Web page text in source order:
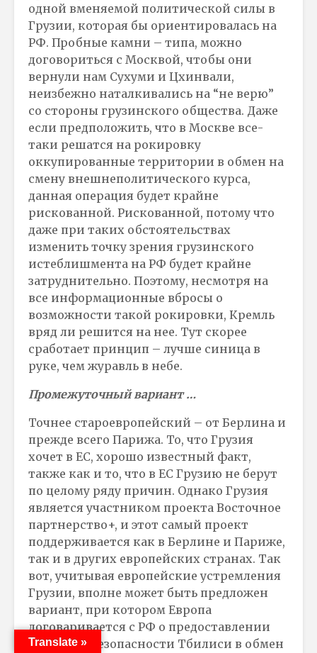
одной вменяемой политической силы в
Грузии, которая бы ориентировалась на
РФ. Пробные камни – типа, можно
договориться с Москвой, чтобы они
вернули нам Сухуми и Цхинвали,
неизбежно наталкивались на “не верю”
со стороны грузинского общества. Даже
если предположить, что в Москве все-
таки решатся на рокировку
оккупированные территории в обмен на
смену внешнеполитического курса,
данная операция будет крайне
рискованной. Рискованной, потому что
даже при таких обстоятельствах
изменить точку зрения грузинского
истеблишмента на РФ будет крайне
затруднительно. Поэтому, несмотря на
все информационные вбросы о
возможности такой рокировки, Кремль
вряд ли решится на нее. Тут скорее
сработает принцип – лучше синица в
руке, чем журавль в небе.
Промежуточный вариант …
Точнее староевропейский – от Берлина и
прежде всего Парижа. То, что Грузия
хочет в ЕС, хорошо известный факт,
также как и то, что в ЕС Грузию не берут
по целому ряду причин. Однако Грузия
является участником проекта Восточное
партнерство+, и этот самый проект
поддерживается как в Берлине и Париже,
так и в других европейских странах. Так
вот, учитывая европейские устремления
Грузии, вполне может быть предложен
вариант, при котором Европа
договаривается с РФ о предоставлении
гарантий безопасности Тбилиси в обмен
Translate »